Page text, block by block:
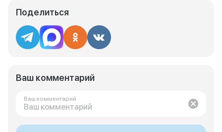
Поделиться
Ваш комментарий
Ваш комментарий